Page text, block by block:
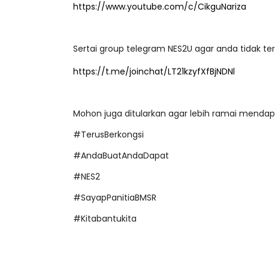
https://www.youtube.com/c/CikguNariza
Sertai group telegram NES2U agar anda tidak
https://t.me/joinchat/LT21kzyfXfBjNDNl
Mohon juga ditularkan agar lebih ramai
#TerusBerkongsi
#AndaBuatAndaDapat
#NES2
#SayapPanitiaBMSR
#Kitabantukita